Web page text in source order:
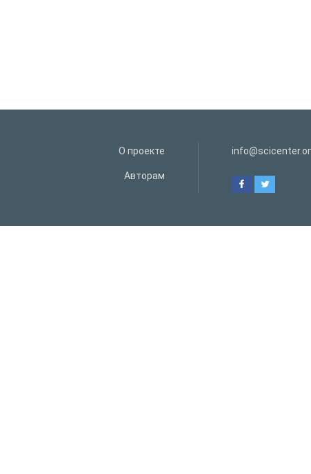
О проекте
Авторам